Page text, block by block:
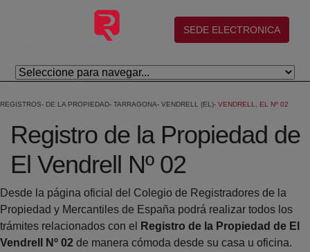
Salta al contingut principal
(abre en nueva ventana)
SEDE ELECTRONICA
REGISTROS DE LA PROPIEDAD TARRAGONA VENDRELL (EL) VENDRELL, EL Nº 02
Registro de la Propiedad de
El Vendrell Nº 02
Desde la página oficial del Colegio de Registradores de la
Propiedad y Mercantiles de España podrá realizar todos los
trámites relacionados con el
Registro de la Propiedad de El
Vendrell Nº 02 de manera cómoda desde su casa u oficina.